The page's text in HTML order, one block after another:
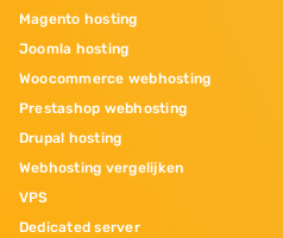
Magento hosting
Joomla hosting
Woocommerce webhosting
Prestashop webhosting
Drupal hosting
Webhosting vergelijken
VPS
Dedicated server